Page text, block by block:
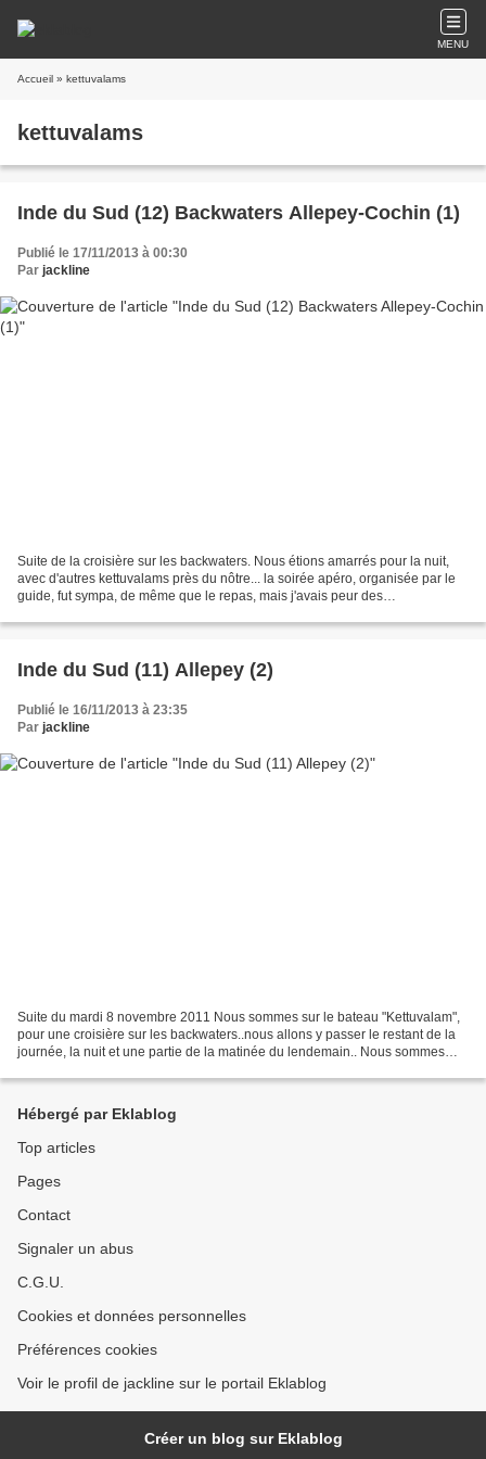
MENU
Accueil » kettuvalams
kettuvalams
Inde du Sud (12) Backwaters Allepey-Cochin (1)
Publié le 17/11/2013 à 00:30
Par jackline
Suite de la croisière sur les backwaters. Nous étions amarrés pour la nuit,
avec d'autres kettuvalams près du nôtre... la soirée apéro, organisée par le
guide, fut sympa, de même que le repas, mais j'avais peur des
Inde du Sud (11) Allepey (2)
Publié le 16/11/2013 à 23:35
Par jackline
Suite du mardi 8 novembre 2011 Nous sommes sur le bateau "Kettuvalam",
pour une croisière sur les backwaters..nous allons y passer le restant de la
journée, la nuit et une partie de la matinée du lendemain.. Nous sommes
Hébergé par Eklablog
Top articles
Pages
Contact
Signaler un abus
C.G.U.
Cookies et données personnelles
Préférences cookies
Voir le profil de jackline sur le portail Eklablog
Créer un blog sur Eklablog